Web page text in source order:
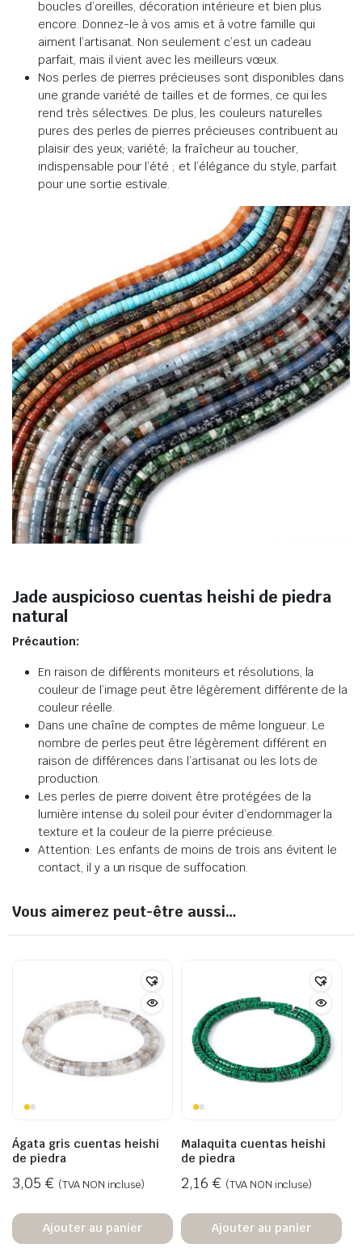
boucles d’oreilles, décoration intérieure et bien plus
encore. Donnez-le à vos amis et à votre famille qui
aiment l’artisanat. Non seulement c’est un cadeau
parfait, mais il vient avec les meilleurs vœux.
Nos perles de pierres précieuses sont disponibles dans
une grande variété de tailles et de formes, ce qui les
rend très sélectives. De plus, les couleurs naturelles
pures des perles de pierres précieuses contribuent au
plaisir des yeux; variété; la fraîcheur au toucher,
indispensable pour l’été ; et l’élégance du style, parfait
pour une sortie estivale.
Jade auspicioso cuentas heishi de piedra
natural
Précaution:
En raison de différents moniteurs et résolutions, la
couleur de l’image peut être légèrement différente de la
couleur réelle.
Dans une chaîne de comptes de même longueur. Le
nombre de perles peut être légèrement différent en
raison de différences dans l’artisanat ou les lots de
production.
Les perles de pierre doivent être protégées de la
lumière intense du soleil pour éviter d’endommager la
texture et la couleur de la pierre précieuse.
Attention: Les enfants de moins de trois ans évitent le
contact, il y a un risque de suffocation.
Vous aimerez peut-être aussi…
Ágata gris cuentas heishi
de piedra
3,05 € (TVA NON incluse)
Ajouter au panier
Malaquita cuentas heishi
de piedra
2,16 € (TVA NON incluse)
Ajouter au panier